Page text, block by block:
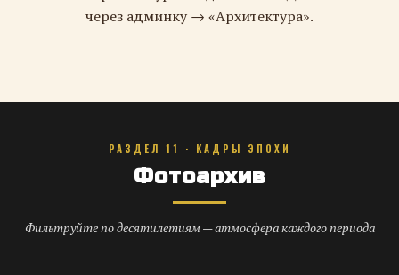
через админку → «Архитектура».
РАЗДЕЛ 11 · КАДРЫ ЭПОХИ
Фотоархив
Фильтруйте по десятилетиям — атмосфера каждого периода